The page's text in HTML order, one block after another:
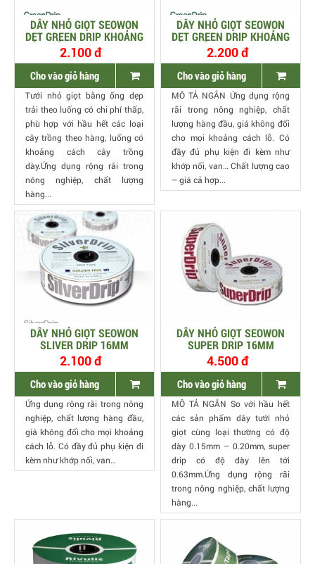
DÂY NHỎ GIỌT SEOWON
DẸT GREEN DRIP KHOẢNG
CÁCH LỖ 30CM DÀY O.3MM
1000M/CUỘN
2.100 đ
Cho vào giỏ hàng
Tưới nhỏ giọt bằng ống dẹp
trải theo luống có chi phí thấp,
phù hợp với hầu hết các loại
cây trồng theo hàng, luống có
khoảng cách cây trồng
dày.Ứng dụng rộng rãi trong
nông nghiệp, chất lượng
hàng...
DÂY NHỎ GIỌT SEOWON
DẸT GREEN DRIP KHOẢNG
CÁCH LỖ 20CM DÀY O.3MM
1000M/CUỘN
2.200 đ
Cho vào giỏ hàng
MÔ TẢ NGẮN Ứng dụng rộng
rãi trong nông nghiệp, chất
lượng hàng đầu, giá không đổi
cho mọi khoảng cách lỗ. Có
đầy đủ phụ kiện đi kèm như
khớp nối, van… Chất lượng cao
– giá cả hợp...
DÂY NHỎ GIỌT SEOWON
SLIVER DRIP 16MM
2.100 đ
Cho vào giỏ hàng
Ứng dụng rộng rãi trong nông
nghiệp, chất lượng hàng đầu,
giá không đổi cho mọi khoảng
cách lỗ. Có đầy đủ phụ kiện đi
kèm như khớp nối, van…
DÂY NHỎ GIỌT SEOWON
SUPER DRIP 16MM
4.500 đ
Cho vào giỏ hàng
MÔ TẢ NGẮN So với hầu hết
các sản phẩm dây tưới nhỏ
giọt cùng loại thường có độ
dày 0.15mm – 0.20mm, super
drip có độ dày lên tới
0.63mm.Ứng dụng rộng rãi
trong nông nghiệp, chất lượng
hàng...